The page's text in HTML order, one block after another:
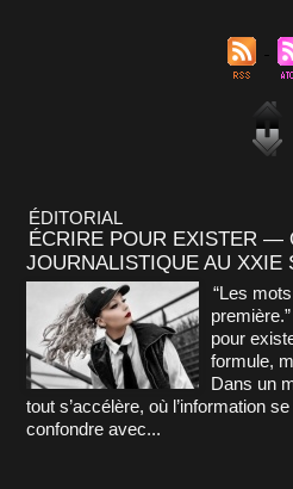
ÉDITORIAL
ÉCRIRE POUR EXISTER —
JOURNALISTIQUE AU XXIE
“Les
pour
formule,
Dans un
tout s’accélère, où l’information
confondre avec...